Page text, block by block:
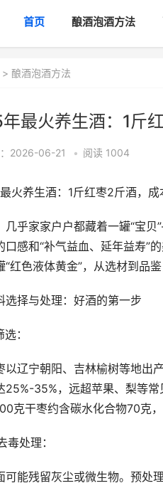
首页 酿酒泡酒方法
> 酿酒泡酒方法
最火养生酒：1斤
2026-06-21 • 阅读 1004
火养生酒：1斤红枣2斤酒，
几乎家家户户都藏着一罐“宝
口感和“补气益血、延年益寿”
“红色液体黄金”，从选材到品
选择与处理：好酒的第一步
：
以辽宁朝阳、吉林榆树等地出
25%-35%，远超苹果、梨等
克干枣约含碳水化合物70克
毒处理：
可能残留灰尘或微生物。预处